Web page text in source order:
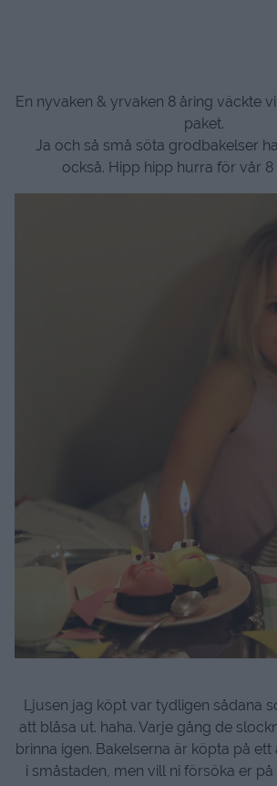
En nyvaken & yrvaken 8 åring väckte
paket.
Ja och så små söta grodbakelser
också. Hipp hipp hurra för vår 8
Ljusen jag köpt var tydligen sådana
att blåsa ut. haha. Varje gång de
brinna igen. Bakelserna är köpta på
i småstaden, men vill ni försöka er